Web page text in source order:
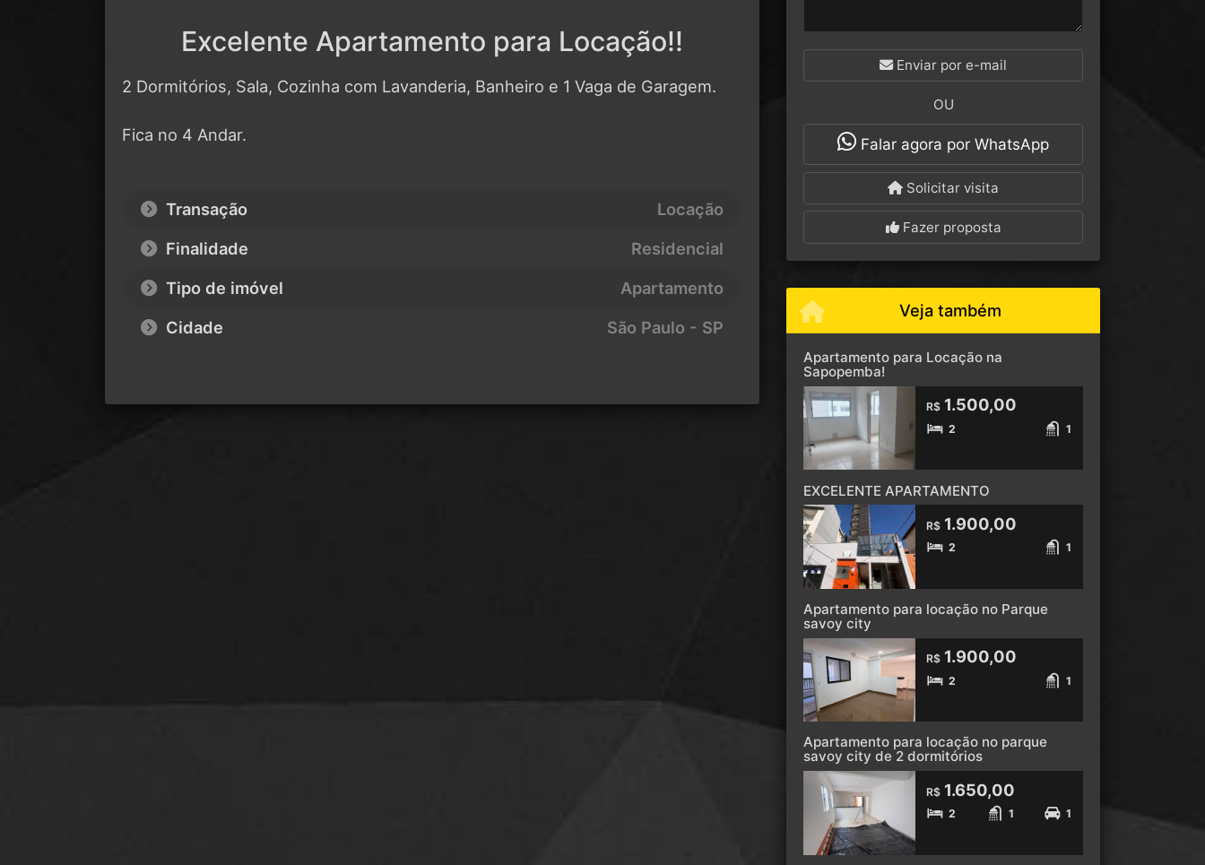
Excelente Apartamento para Locação!!
2 Dormitórios, Sala, Cozinha com Lavanderia, Banheiro e 1 Vaga de Garagem.
Fica no 4 Andar.
Transação
Locação
Finalidade
Residencial
Tipo de imóvel
Apartamento
Cidade
São Paulo - SP
Enviar por e-mail
OU
Falar agora por WhatsApp
Solicitar visita
Fazer proposta
Veja também
Apartamento para Locação na
Sapopemba!
R$1.500,00
2 1
EXCELENTE APARTAMENTO
R$1.900,00
2 1
Apartamento para locação no Parque
savoy city
R$1.900,00
2 1
Apartamento para locação no parque
savoy city de 2 dormitórios
R$1.650,00
2 1 1